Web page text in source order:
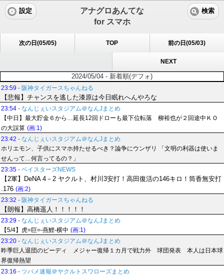
アナグロあんてな
for スマホ
設定 検索
次の日(05/05) TOP 前の日(05/03)
NEXT
2024/05/04 - 新着順(デフォ)
23:59 - 阪神タイガースちゃんねる
【悲報】チャンスを逃した漆原は今日眠れへんやろな
23:54 - なんじぇいスタジアム＠なんJまとめ
【中日】最大貯金６から…延長12回ドローも最下位転落 柳裕也が２回途中ＫＯ
の大誤算 (画:1)
23:42 - なんじぇいスタジアム＠なんJまとめ
ホリエモン、子供にスマホ持たせるべき？論争にウンザリ 「文明の利器は使いま
せんって…何言ってるの？」
23:35 - ベイスターズNEWS
【2軍】DeNA 4－2 ヤクルト、村川3安打！高田復活の146キロ！筒香無安打
.176 (画:2)
23:32 - 阪神タイガースちゃんねる
【朗報】高橋遥人！！！！！
23:29 - なんじぇいスタジアム＠なんJまとめ
【5/4】虎=巨=-燕鯉-横中 (画:1)
23:20 - なんじぇいスタジアム＠なんJまとめ
昨季巨人退団のビーディ メジャー復帰１カ月で戦力外 球団発表 本人は日本球
界復帰熱望
23:16 - ツバメ速報＠ヤクルトスワローズまとめ